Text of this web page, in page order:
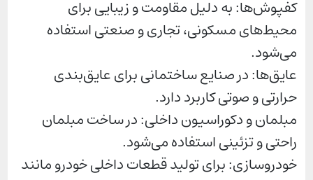
کفپوش‌ها: به دلیل مقاومت و زیبایی برای
محیط‌های مسکونی، تجاری و صنعتی استفاده
می‌شود.
عایق‌ها: در صنایع ساختمانی برای عایق‌بندی
حرارتی و صوتی کاربرد دارد.
مبلمان و دکوراسیون داخلی: در ساخت مبلمان
راحتی و تزئینی استفاده می‌شود.
خودروسازی: برای تولید قطعات داخلی خودرو مانند